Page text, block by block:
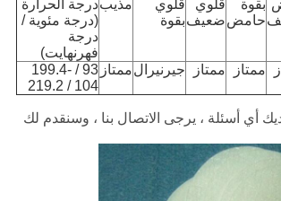
بقوة
حامض
قلوي
ضعيف
قلوي
بقوة
مذيبدرجة الحرارة
(درجة مئوية /
درجة
فهرنهايت)
ممتاز ممتاز جيرنيرالممتاز
93 / 199.4-
104 / 219.2
أي أسئلة ، يرجى الاتصال بنا ، وسنقدم لك